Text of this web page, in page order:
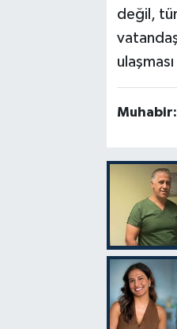
değil,
Muhabir: